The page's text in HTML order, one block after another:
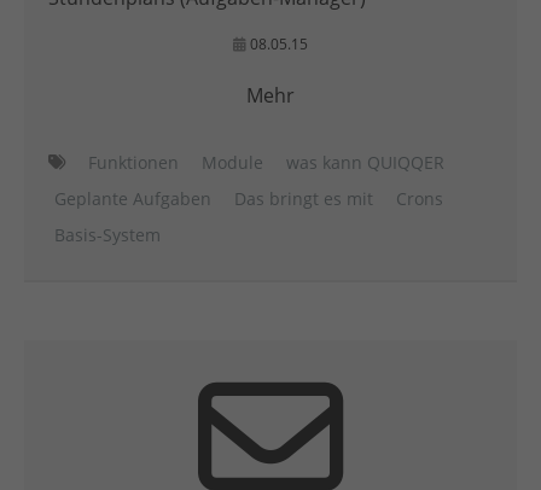
08.05.15
Mehr
Funktionen Module
was kann QUIQQER
Geplante Aufgaben
Das bringt es mit
Crons
Basis-System